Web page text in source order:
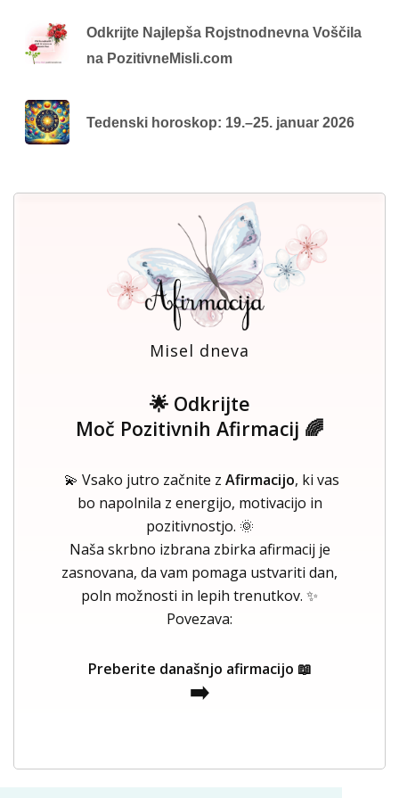
Odkrijte Najlepša Rojstnodnevna Voščila
na PozitivneMisli.com
Tedenski horoskop: 19.–25. januar 2026
Misel dneva
🌟 Odkrijte
Moč Pozitivnih Afirmacij 🌈
💫 Vsako jutro začnite z Afirmacijo, ki vas
bo napolnila z energijo, motivacijo in
pozitivnostjo. 🌞
Naša skrbno izbrana zbirka afirmacij je
zasnovana, da vam pomaga ustvariti dan,
poln možnosti in lepih trenutkov. ✨
Povezava:
Preberite današnjo afirmacijo 📖
➡️